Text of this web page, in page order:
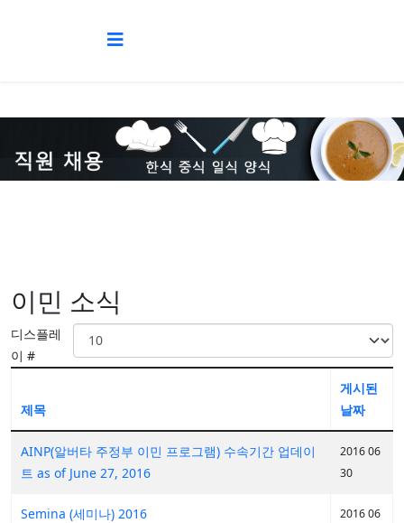
이민 소식
디스플레
이 #
제목
게시된
날짜
AINP(알버타 주정부 이민 프로그램) 수속기간 업데이
트 as of June 27, 2016
2016 06
30
Semina (세미나) 2016
2016 06